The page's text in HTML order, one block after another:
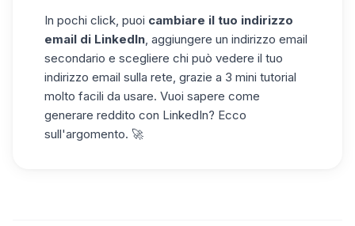
In pochi click, puoi cambiare il tuo indirizzo
email di LinkedIn , aggiungere un indirizzo email
secondario e scegliere chi può vedere il tuo
indirizzo email sulla rete, grazie a 3 mini tutorial
molto facili da usare. Vuoi sapere come
generare reddito con LinkedIn? Ecco
sull'argomento. 🚀